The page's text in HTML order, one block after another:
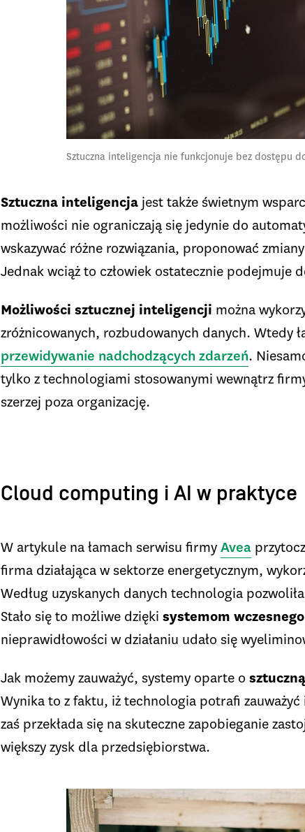
Sztuczna inteligencja nie funkcjonuje bez dostępu
Sztuczna inteligencja jest także świetnym
możliwości nie ograniczają się jedynie do
wskazywać różne rozwiązania, proponować
Jednak wciąż to człowiek ostatecznie podejmuje
Możliwości sztucznej inteligencji można
zróżnicowanych, rozbudowanych danych. Wtedy
przewidywanie nadchodzących zdarzeń.
tylko z technologiami stosowanymi wewnątrz
szerzej poza organizację.
Cloud computing i AI w praktyce
W artykule na łamach serwisu firmyAvea
firma działająca w sektorze energetycznym,
Według uzyskanych danych technologia
Stało się to możliwe dziękisystemom
nieprawidłowości w działaniu udało się
Jak możemy zauważyć, systemy oparte o
Wynika to z faktu, iż technologia potrafi
zaś przekłada się na skuteczne zapobieganie
większy zysk dla przedsiębiorstwa.